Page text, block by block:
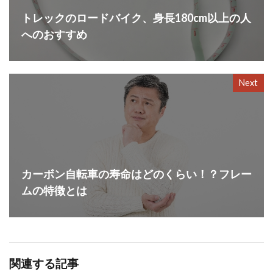
トレックのロードバイク、身長180cm以上の人
へのおすすめ
Next
カーボン自転車の寿命はどのくらい！？フレー
ムの特徴とは
関連する記事